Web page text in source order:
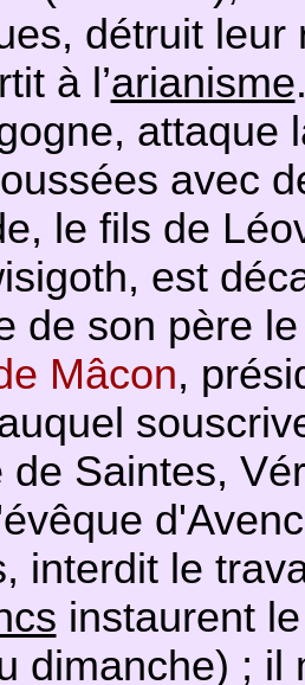
détruit
à l’arianisme
attaque
avec
le fils de
est
de son père
Mâcon,
de Saintes,
interdit le
instaurent
dimanche) ; il